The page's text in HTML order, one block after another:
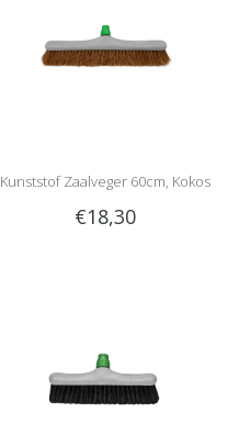
Kunststof Zaalveger 60cm, Kokos
€18,30